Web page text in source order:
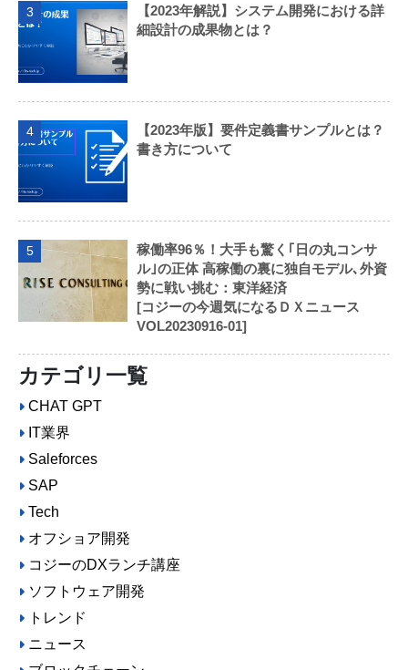
3
【2023年解説】システム開発における詳
細設計の成果物とは？
4
【2023年版】要件定義書サンプルとは？
書き方について
5
稼働率96％！大手も驚く｢日の丸コンサ
ル｣の正体 高稼働の裏に独自モデル､外資
勢に戦い挑む：東洋経済
[コジーの今週気になるＤＸニュース
VOL20230916-01]
カテゴリ一覧
CHAT GPT
IT業界
Saleforces
SAP
Tech
オフショア開発
コジーのDXランチ講座
ソフトウェア開発
トレンド
ニュース